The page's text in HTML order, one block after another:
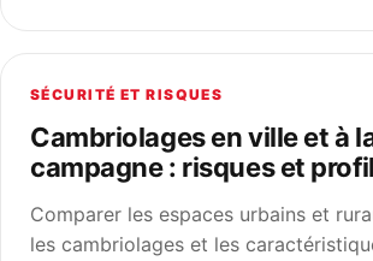
SÉCURITÉ ET RISQUES
Cambriolages en ville et à
campagne : risques et
Comparer les espaces urbains et
les cambriolages et les